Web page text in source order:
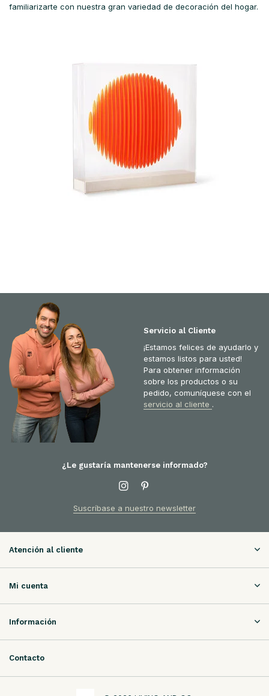
familiarizarte con nuestra gran variedad de decoración del hogar.
Servicio al Cliente
¡Estamos felices de ayudarlo y
estamos listos para usted!
Para obtener información
sobre los productos o su
pedido, comuníquese con el
servicio al cliente .
¿Le gustaría mantenerse informado?
Suscríbase a nuestro newsletter
Atención al cliente
Mi cuenta
Información
Contacto